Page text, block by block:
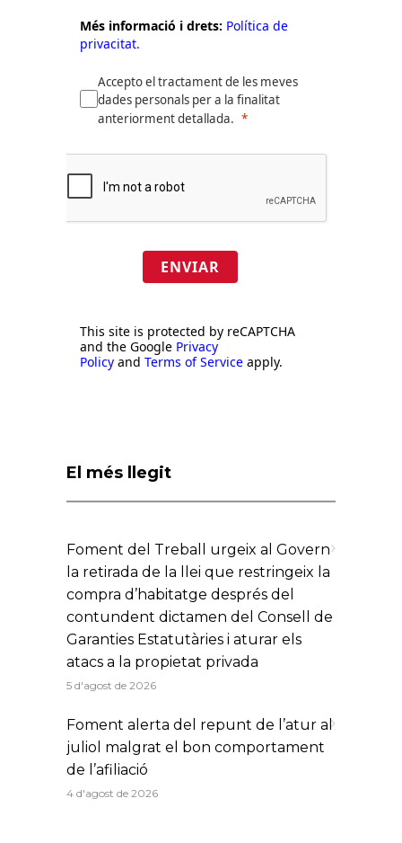
Més informació i drets: Política de
privacitat.
Accepto el tractament de les meves
dades personals per a la finalitat
anteriorment detallada.
ENVIAR
This site is protected by reCAPTCHA
and the Google Privacy
Policy and Terms of Service apply.
El més llegit
Foment del Treball urgeix al Govern
la retirada de la llei que restringeix la
compra d’habitatge després del
contundent dictamen del Consell de
Garanties Estatutàries i aturar els
atacs a la propietat privada
5 d'agost de 2026
Foment alerta del repunt de l’atur al
juliol malgrat el bon comportament
de l’afiliació
4 d'agost de 2026